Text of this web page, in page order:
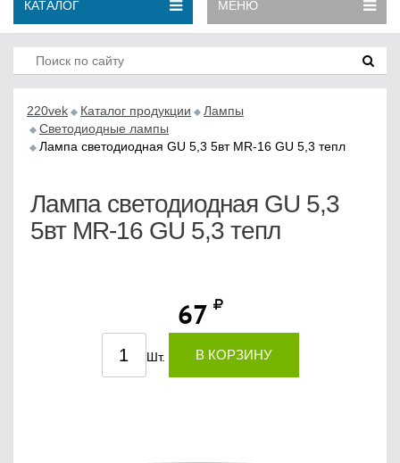
КАТАЛОГ МЕНЮ
220vek Каталог продукции
Лампы
Светодиодные лампы
Лампа светодиодная GU 5,3 5вт MR-16 GU 5,3 тепл
Лампа светодиодная GU 5,3
5вт MR-16 GU 5,3 тепл
67
Шт. В КОРЗИНУ